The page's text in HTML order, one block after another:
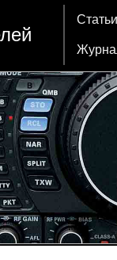
Статьи